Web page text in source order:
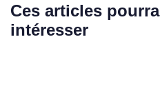
Ces articles
intéresser